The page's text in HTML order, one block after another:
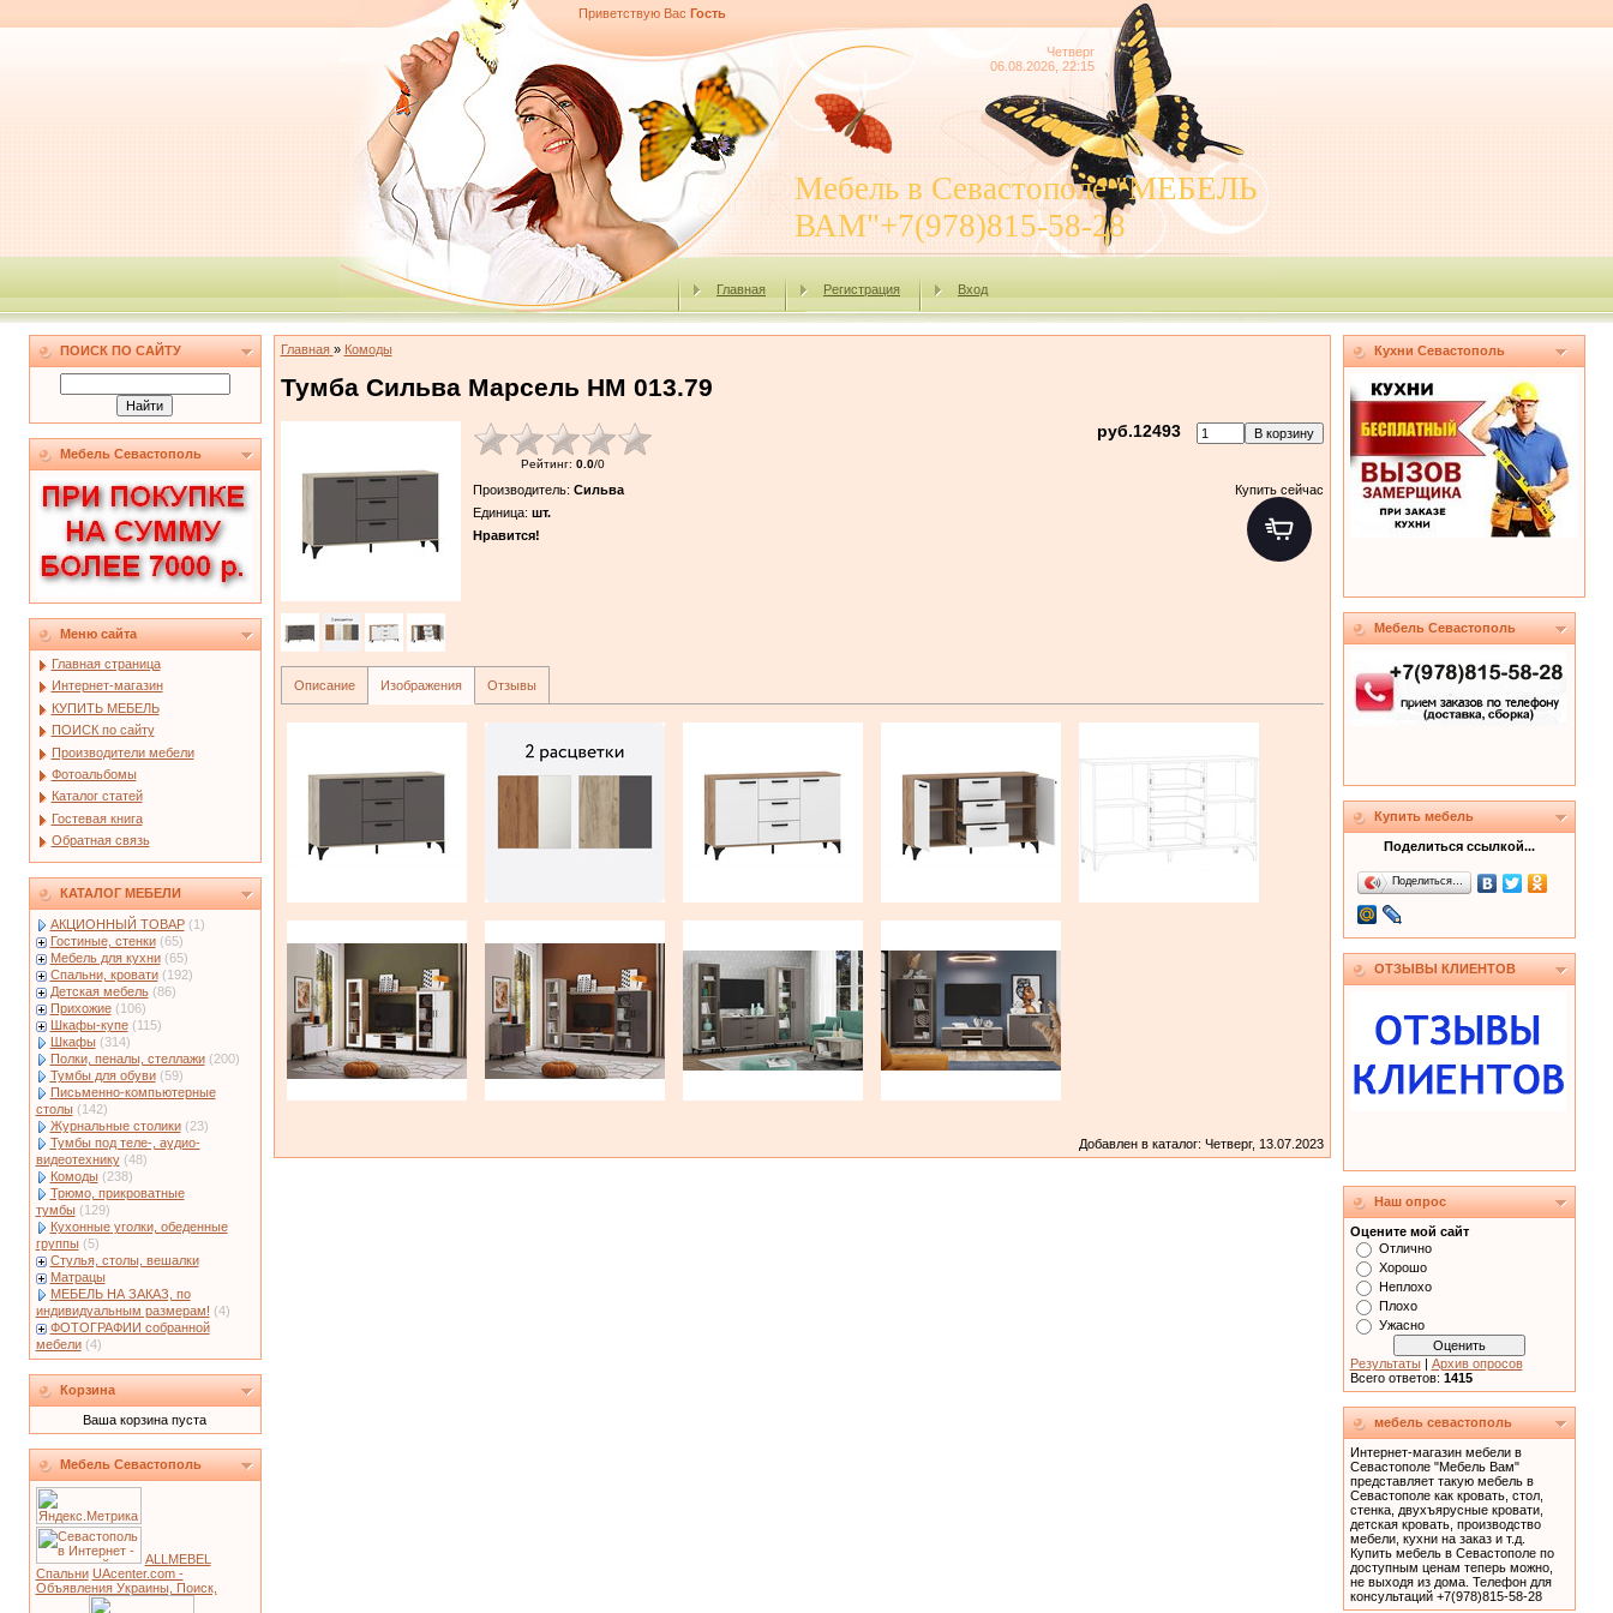
Приветствую Вас Гость
Четверг
06.08.2026, 22:15
Мебель в Севастополе "МЕБЕЛЬ
ВАМ"+7(978)815-58-28
Главная Регистрация Вход
ПОИСК ПО САЙТУ
Мебель Севастополь
Меню сайта
Главная страница
Интернет-магазин
КУПИТЬ МЕБЕЛЬ
ПОИСК по сайту
Производители мебели
Фотоальбомы
Каталог статей
Гостевая книга
Обратная связь
КАТАЛОГ МЕБЕЛИ
АКЦИОННЫЙ ТОВАР (1)
Гостиные, стенки (65)
Мебель для кухни (65)
Спальни, кровати (192)
Детская мебель (86)
Прихожие (106)
Шкафы-купе (115)
Шкафы (314)
Полки, пеналы, стеллажи (200)
Тумбы для обуви (59)
Письменно-компьютерные
столы (142)
Журнальные столики (23)
Тумбы под теле-, аудио-
видеотехнику (48)
Комоды (238)
Трюмо, прикроватные
тумбы (129)
Кухонные уголки, обеденные
группы (5)
Стулья, столы, вешалки
Матрацы
МЕБЕЛЬ НА ЗАКАЗ, по
индивидуальным размерам! (4)
ФОТОГРАФИИ собранной
мебели (4)
Корзина
Ваша корзина пуста
Мебель Севастополь
ALLMEBEL
Спальни UAcenter.com -
Объявления Украины, Поиск,
Главная » Комоды
Тумба Сильва Марсель НМ 013.79
Рейтинг: 0.0/0
руб.12493
Производитель: Сильва
Единица: шт.
Нравится!
Купить сейчас
Описание Изображения Отзывы
Добавлен в каталог: Четверг, 13.07.2023
Кухни Севастополь
Мебель Севастополь
Купить мебель
Поделиться ссылкой...
Поделиться…
ОТЗЫВЫ КЛИЕНТОВ
Наш опрос
Оцените мой сайт
Отлично
Хорошо
Неплохо
Плохо
Ужасно
Результаты| Архив опросов
Всего ответов: 1415
мебель севастополь
Интернет-магазин мебели в
Севастополе "Мебель Вам"
представляет такую мебель в
Севастополе как кровать, cтол,
стенка, двухъярусные кровати,
детская кровать, производство
мебели, кухни на заказ и т.д.
Купить мебель в Севастополе по
доступным ценам теперь можно,
не выходя из дома. Телефон для
консультаций +7(978)815-58-28